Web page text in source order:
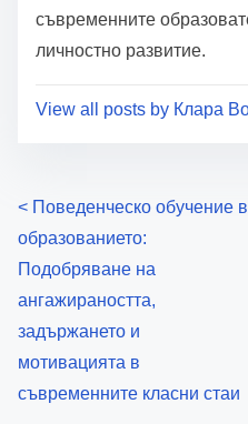
съвременните
личностно развитие.
View all posts by Клара
P
o
s
t
s
< Поведенческо обучение в
образованието:
Подобряване на
ангажираността,
задържането и
мотивацията в
съвременните класни стаи